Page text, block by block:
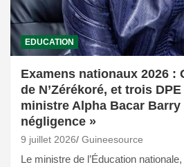
EDUCATION
Examens nationaux 2026 :
de N’Zérékoré, et trois
ministre Alpha Bacar Barry
négligence »
9 juillet 2026 Guineesource
Le ministre de l’Éducation